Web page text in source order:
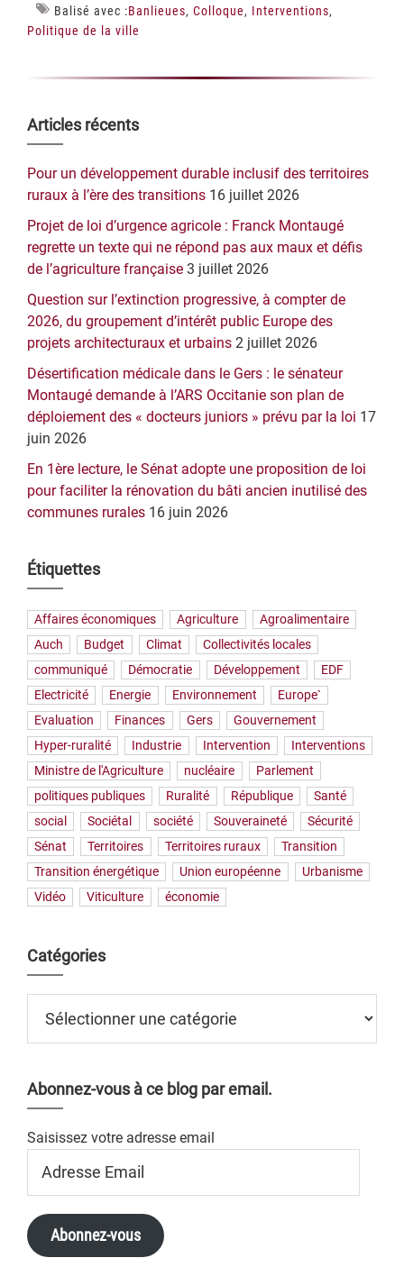
Balisé avec :Banlieues, Colloque, Interventions,
Politique de la ville
Barre
latérale
principale
Articles récents
Pour un développement durable inclusif des territoires
ruraux à l’ère des transitions 16 juillet 2026
Projet de loi d’urgence agricole : Franck Montaugé
regrette un texte qui ne répond pas aux maux et défis
de l’agriculture française 3 juillet 2026
Question sur l’extinction progressive, à compter de
2026, du groupement d’intérêt public Europe des
projets architecturaux et urbains 2 juillet 2026
Désertification médicale dans le Gers : le sénateur
Montaugé demande à l’ARS Occitanie son plan de
déploiement des « docteurs juniors » prévu par la loi 17
juin 2026
En 1ère lecture, le Sénat adopte une proposition de loi
pour faciliter la rénovation du bâti ancien inutilisé des
communes rurales 16 juin 2026
Étiquettes
Affaires économiques Agriculture
Agroalimentaire
Auch
Budget Climat
Collectivités locales
communiqué
Démocratie Développement
EDF
Electricité
Energie Environnement
Europe`
Evaluation
Finances Gers
Gouvernement
Hyper-ruralité
Industrie Intervention
Interventions
Ministre de l'Agriculture
nucléaire
Parlement
politiques publiques
Ruralité République
Santé
social
Sociétal société Souveraineté
Sécurité
Sénat
Territoires Territoires ruraux
Transition
Transition énergétique
Union européenne
Urbanisme
Vidéo
Viticulture économie
Catégories
Abonnez-vous à ce blog par email.
Saisissez votre adresse email
Email
Abonnez-vous